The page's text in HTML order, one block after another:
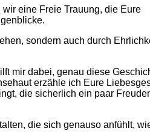
eine Freie Trauung, die Eure
sondern auch durch
mir dabei, genau diese
erzähle ich Eure
die sicherlich ein paar
die sich genauso anfühlt,